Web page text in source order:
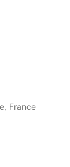
France